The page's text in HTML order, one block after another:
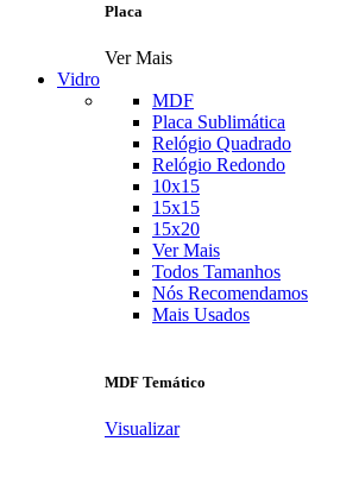
Placa
Ver Mais
Vidro
MDF
Placa Sublimática
Relógio Quadrado
Relógio Redondo
10x15
15x15
15x20
Ver Mais
Todos Tamanhos
Nós Recomendamos
Mais Usados
MDF Temático
Visualizar